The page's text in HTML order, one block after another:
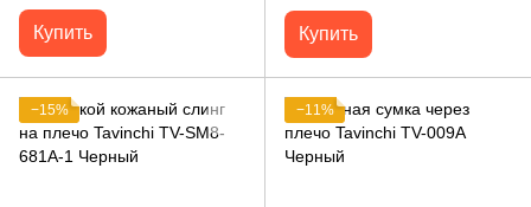
Купить Купить
−15% −11%